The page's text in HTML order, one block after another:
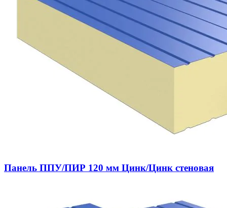
Панель ППУ/ПИР 120 мм Цинк/Цинк стеновая